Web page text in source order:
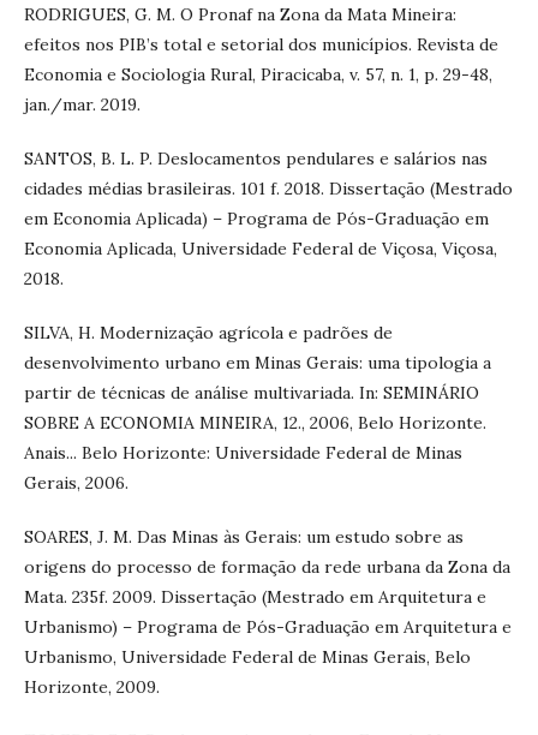
RODRIGUES, G. M. O Pronaf na Zona da Mata Mineira:
efeitos nos PIB’s total e setorial dos municípios. Revista de
Economia e Sociologia Rural, Piracicaba, v. 57, n. 1, p. 29-48,
jan./mar. 2019.
SANTOS, B. L. P. Deslocamentos pendulares e salários nas
cidades médias brasileiras. 101 f. 2018. Dissertação (Mestrado
em Economia Aplicada) – Programa de Pós-Graduação em
Economia Aplicada, Universidade Federal de Viçosa, Viçosa,
2018.
SILVA, H. Modernização agrícola e padrões de
desenvolvimento urbano em Minas Gerais: uma tipologia a
partir de técnicas de análise multivariada. In: SEMINÁRIO
SOBRE A ECONOMIA MINEIRA, 12., 2006, Belo Horizonte.
Anais... Belo Horizonte: Universidade Federal de Minas
Gerais, 2006.
SOARES, J. M. Das Minas às Gerais: um estudo sobre as
origens do processo de formação da rede urbana da Zona da
Mata. 235f. 2009. Dissertação (Mestrado em Arquitetura e
Urbanismo) – Programa de Pós-Graduação em Arquitetura e
Urbanismo, Universidade Federal de Minas Gerais, Belo
Horizonte, 2009.